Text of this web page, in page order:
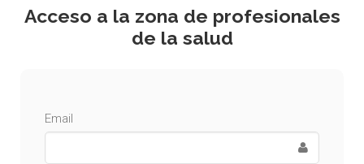
Acceso a la zona de profesionales
de la salud
Email